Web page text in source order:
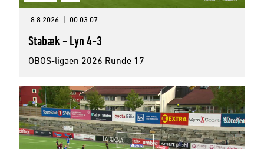
8.8.2026 | 00:03:07
Stabæk - Lyn 4-3
OBOS-ligaen 2026 Runde 17